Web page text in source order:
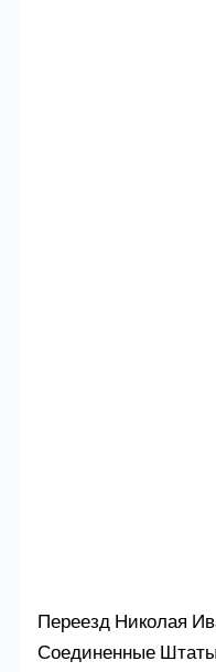
Переезд Николая
Соединенные Штаты